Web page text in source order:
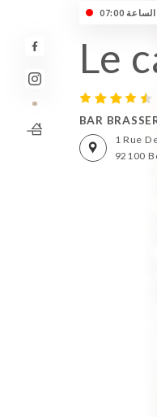
07:00
Le
BAR
1 Rue
92100